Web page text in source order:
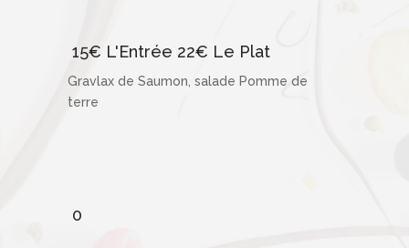
15€ L'Entrée 22€ Le Plat
Gravlax de Saumon, salade Pomme de
terre
0